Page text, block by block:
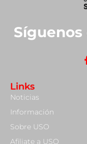
Síguenos
Links
Noticias
Información
Sobre USO
Afiliate a USO